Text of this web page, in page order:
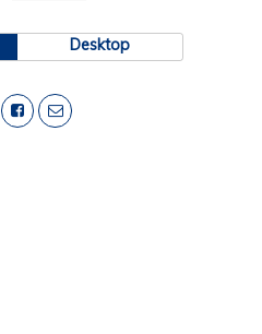
Desktop